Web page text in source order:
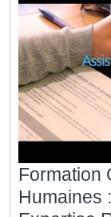
Formation
Humaines